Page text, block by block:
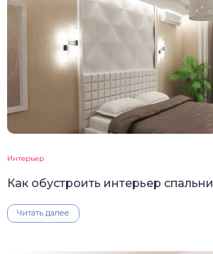
Интерьер
Как обустроить интерьер спальни
Читать далее